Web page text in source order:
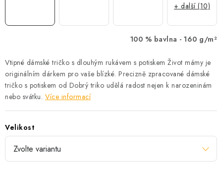
100 % bavlna - 160 g/m²
Vtipné dámské tričko s dlouhým rukávem s potiskem Život mámy je
originálním dárkem pro vaše blízké. Precizně zpracované dámské
tričko s potiskem od Dobrý triko udělá radost nejen k narozeninám
nebo svátku. Více informací
Velikost
+ další (10)